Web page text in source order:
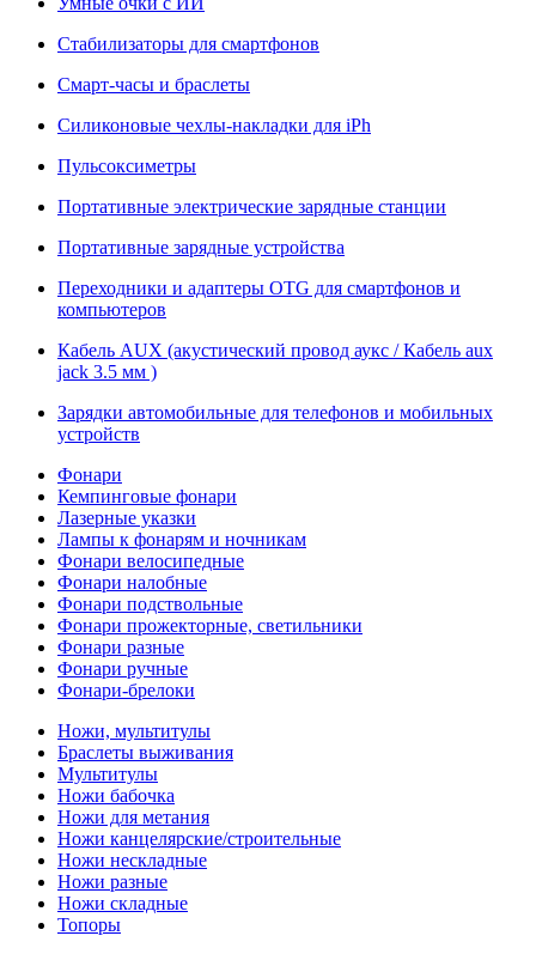
Стабилизаторы для смартфонов
Смарт-часы и браслеты
Силиконовые чехлы-накладки для iPh
Пульсоксиметры
Портативные электрические зарядные станции
Портативные зарядные устройства
Переходники и адаптеры OTG для смартфонов и
компьютеров
Кабель AUX (акустический провод аукс / Кабель aux
jack 3.5 мм )
Зарядки автомобильные для телефонов и мобильных
устройств
Фонари
Кемпинговые фонари
Лазерные указки
Лампы к фонарям и ночникам
Фонари велосипедные
Фонари налобные
Фонари подствольные
Фонари прожекторные, светильники
Фонари разные
Фонари ручные
Фонари-брелоки
Ножи, мультитулы
Браслеты выживания
Мультитулы
Ножи бабочка
Ножи для метания
Ножи канцелярские/строительные
Ножи нескладные
Ножи разные
Ножи складные
Топоры